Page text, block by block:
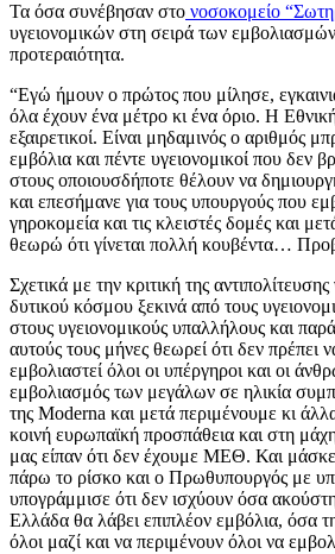
Τα όσα συνέβησαν στο νοσοκομείο
υγειονομικών στη σειρά των
προτεραιότητα.
“Εγώ ήμουν ο πρώτος που μίλησε,
όλα έχουν ένα μέτρο κι ένα όριο. Η
εξαιρετικοί. Είναι μηδαμινός ο
εμβόλια και πέντε υγειονομικοί που
στους οποιουσδήποτε θέλουν να
και επεσήμανε για τους υπουργούς που
γηροκομεία και τις κλειστές δομές και
θεωρώ ότι γίνεται πολλή κουβέντα…
Σχετικά με την κριτική της
δυτικού κόσμου ξεκινά από τους
στους υγειονομικούς υπαλλήλους και
αυτούς τους μήνες θεωρεί ότι δεν
εμβολιαστεί όλοι οι υπέργηροι και οι
εμβολιασμός των μεγάλων σε ηλικία
της Moderna και μετά περιμένουμε κι
κοινή ευρωπαϊκή προσπάθεια και στη
μας είπαν ότι δεν έχουμε ΜΕΘ. Και
πάρω το ρίσκο και ο Πρωθυπουργός με
υπογράμμισε ότι δεν ισχύουν όσα
Ελλάδα θα λάβει επιπλέον εμβόλια, όσα
όλοι μαζί και να περιμένουν όλοι να